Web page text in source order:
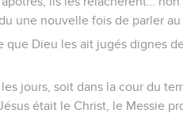
une nouvelle fois de parler au
Dieu les ait jugés dignes
jours, soit dans la cour du
était le Christ, le Messie